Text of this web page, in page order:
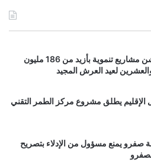
عامل إقليم صفرو يطلق ويدشن مشاريع تنموية بأزيد من 186 مليون
لعيد العرش المجيد
الإقليم يطلق مشروع مركز الطمر التقني
صفرو يمنع مسؤول من الإدلاء بتصريح